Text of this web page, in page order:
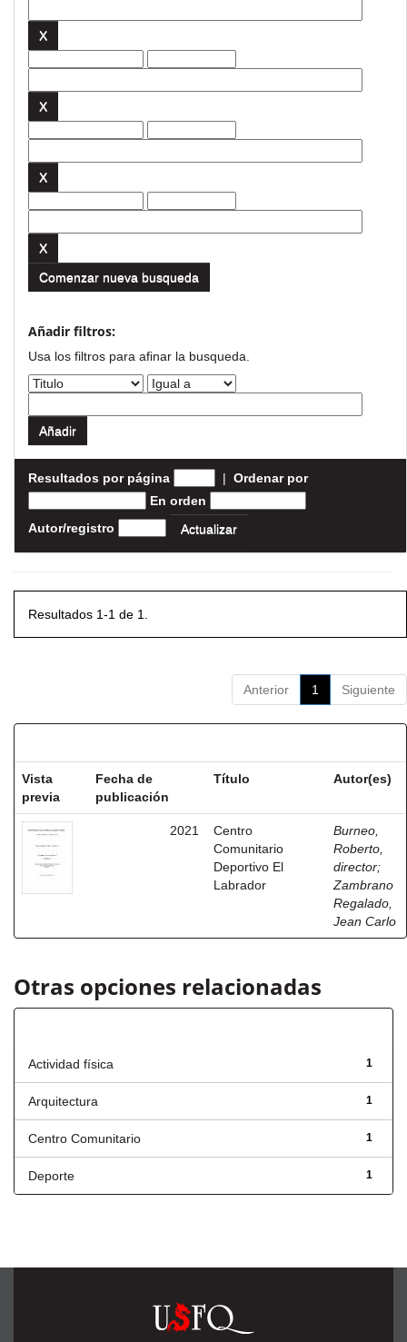
Comenzar nueva busqueda
Añadir filtros:
Usa los filtros para afinar la busqueda.
Resultados por página | Ordenar por
En orden
Autor/registro
Resultados 1-1 de 1.
Anterior 1 Siguiente
Vista
previa
Fecha de
publicación
Título Autor(es)
2021
Centro
Comunitario
Deportivo El
Labrador
Burneo,
Roberto,
director;
Zambrano
Regalado,
Jean Carlo
Otras opciones relacionadas
1
Actividad física
1
Arquitectura
1
Centro Comunitario
1
Deporte